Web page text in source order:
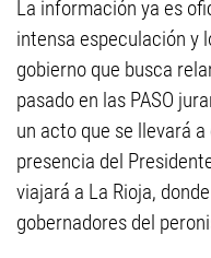
La información ya es
intensa especulación y
gobierno que busca
pasado en las PASO
un acto que se llevará
presencia del
viajará a La Rioja,
gobernadores del